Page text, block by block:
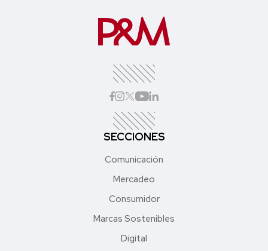
SECCIONES
Comunicación
Mercadeo
Consumidor
Marcas Sostenibles
Digital